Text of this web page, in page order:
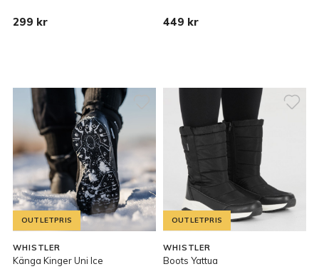
299 kr 449 kr
OUTLETPRIS
WHISTLER
Känga Kinger Uni Ice
OUTLETPRIS
WHISTLER
Boots Yattua